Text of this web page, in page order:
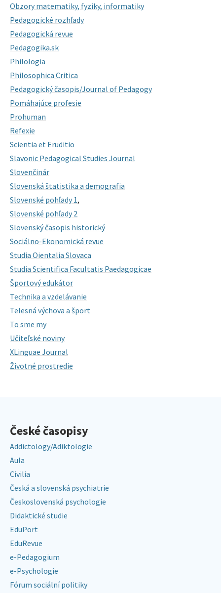
Obzory matematiky, fyziky, informatiky
Pedagogické rozhľady
Pedagogická revue
Pedagogika.sk
Philologia
Philosophica Critica
Pedagogický časopis/Journal of Pedagogy
Pomáhajúce profesie
Prohuman
Refexie
Scientia et Eruditio
Slavonic Pedagogical Studies Journal
Slovenčinár
Slovenská štatistika a demografia
Slovenské pohľady 1,
Slovenské pohľady 2
Slovenský časopis historický
Sociálno-Ekonomická revue
Studia Oientalia Slovaca
Studia Scientifica Facultatis Paedagogicae
Športový edukátor
Technika a vzdelávanie
Telesná výchova a šport
To sme my
Učiteľské noviny
XLinguae Journal
Životné prostredie
České časopisy
Addictology/Adiktologie
Aula
Civilia
Česká a slovenská psychiatrie
Československá psychologie
Didaktické studie
EduPort
EduRevue
e-Pedagogium
e-Psychologie
Fórum sociální politiky